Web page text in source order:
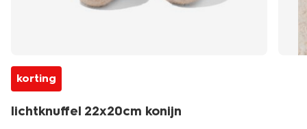
korting
lichtknuffel 22x20cm konijn